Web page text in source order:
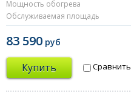
Мощность обогрева
Обслуживаемая площадь
83 590 руб
Купить Сравнить